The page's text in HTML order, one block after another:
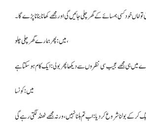
تو اماں خود کسی ہمسائے کے گھر چلی جائیں گی اور مجھے کھانا بنانا پڑے گا۔
میں: پھر ہمارے گھر چلی چلو،
میں ہی مجھے عجیب سی نظروں سے دیکھا پھر بولی: ایک کام ہوسکتا ہے
میں: کونسا
کرکے بولنا شروع کردیا: اب تم ہلنا نہیں، ورنہ مجھے ٹھنڈ لگتی رہے گی